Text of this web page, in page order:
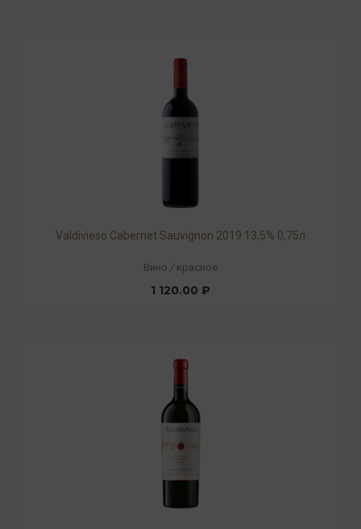
Valdivieso Cabernet Sauvignon 2019 13,5% 0,75л
Вино / красное
1 120.00 ₽